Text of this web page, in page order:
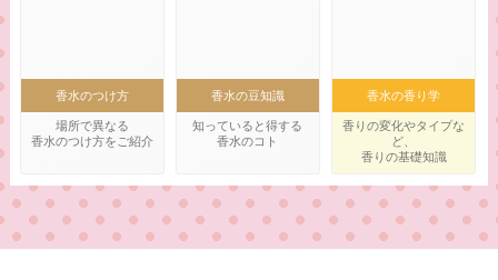
香水のつけ方
場所で異なる
香水のつけ方をご紹介
香水の豆知識
知っていると得する
香水のコト
香水の香り学
香りの変化やタイプな
ど、
香りの基礎知識